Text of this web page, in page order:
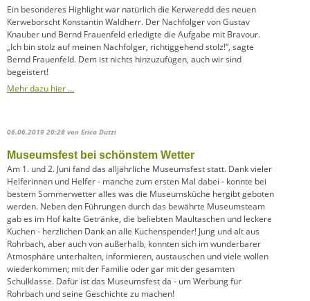
Ein besonderes Highlight war natürlich die Kerweredd des neuen
Kerweborscht Konstantin Waldherr. Der Nachfolger von Gustav
Knauber und Bernd Frauenfeld erledigte die Aufgabe mit Bravour.
„Ich bin stolz auf meinen Nachfolger, richtiggehend stolz!“, sagte
Bernd Frauenfeld. Dem ist nichts hinzuzufügen, auch wir sind
begeistert!
Mehr dazu hier …
06.06.2019 20:28 von Erica Dutzi
Museumsfest bei schönstem Wetter
Am 1. und 2. Juni fand das alljährliche Museumsfest statt. Dank vieler
Helferinnen und Helfer - manche zum ersten Mal dabei - konnte bei
bestem Sommerwetter alles was die Museumsküche hergibt geboten
werden. Neben den Führungen durch das bewährte Museumsteam
gab es im Hof kalte Getränke, die beliebten Maultaschen und leckere
Kuchen - herzlichen Dank an alle Kuchenspender! Jung und alt aus
Rohrbach, aber auch von außerhalb, konnten sich im wunderbarer
Atmosphäre unterhalten, informieren, austauschen und viele wollen
wiederkommen; mit der Familie oder gar mit der gesamten
Schulklasse. Dafür ist das Museumsfest da - um Werbung für
Rohrbach und seine Geschichte zu machen!